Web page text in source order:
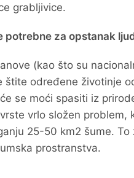
grabljivice.
potrebne za opstanak
(kao što su
određene životinje
se moći spasiti iz
vrlo složen problem,
25-50 km2 šume. To
prostranstva.